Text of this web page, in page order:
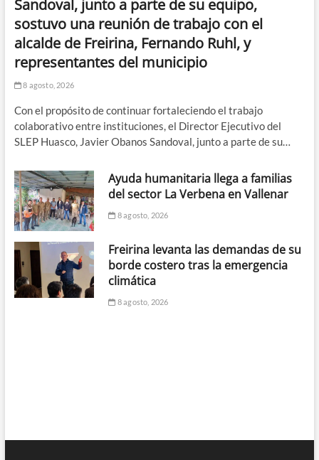
Sandoval, junto a parte de su equipo,
sostuvo una reunión de trabajo con el
alcalde de Freirina, Fernando Ruhl, y
representantes del municipio
8 agosto, 2026
Con el propósito de continuar fortaleciendo el trabajo
colaborativo entre instituciones, el Director Ejecutivo del
SLEP Huasco, Javier Obanos Sandoval, junto a parte de su…
Ayuda humanitaria llega a familias
del sector La Verbena en Vallenar
8 agosto, 2026
Freirina levanta las demandas de su
borde costero tras la emergencia
climática
8 agosto, 2026